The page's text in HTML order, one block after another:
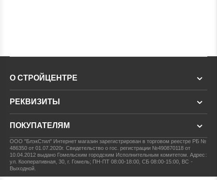
О СТРОЙЦЕНТРЕ
РЕКВИЗИТЫ
ПОКУПАТЕЛЯМ
ООО "БлэкСтил" Интернет магазин зарегистрирован в торговом реестре РБ №
486350 от 01.07.2020г.Свидетельство о гос. регистрации №490870118 от
10.04.2012 выдано Гомельским городским Исполнительным комитетом.Адрес:
ул. Кооперативная, 30, г. Гомель; ПН-ПТ 08:00-18:00, СБ 08:00-15:00, ВС -
Выходной.